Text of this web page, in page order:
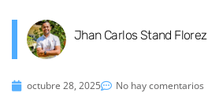
Jhan Carlos Stand Florez
octubre 28, 2025 No hay comentarios